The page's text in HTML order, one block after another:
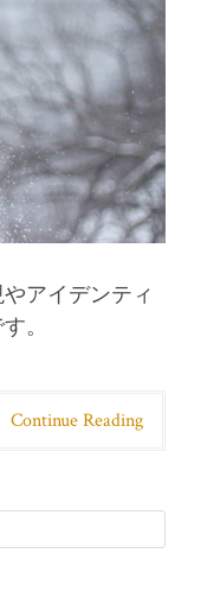
アイデンティ
。
Continue Reading